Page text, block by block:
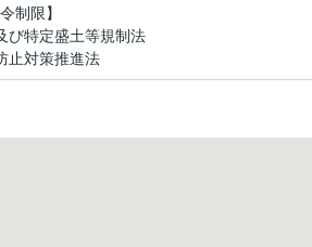
制限】
び特定盛土等規制法
止対策推進法